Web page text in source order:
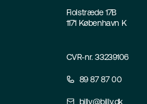
Fiolstræde 17B
1171 København K
CVR-nr. 33239106
89 87 87 00
billy@billy.dk